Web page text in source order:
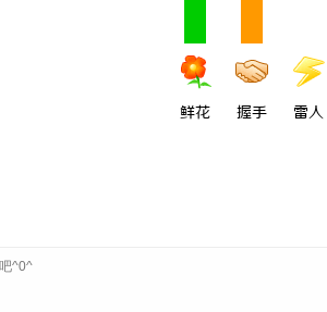
鲜花 握手 雷人